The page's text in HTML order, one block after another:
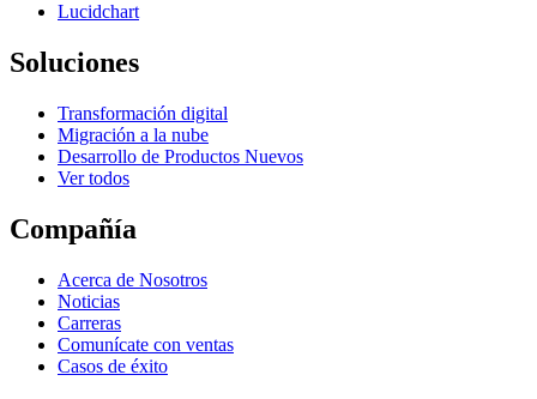
Lucidchart
Soluciones
Transformación digital
Migración a la nube
Desarrollo de Productos Nuevos
Ver todos
Compañía
Acerca de Nosotros
Noticias
Carreras
Comunícate con ventas
Casos de éxito